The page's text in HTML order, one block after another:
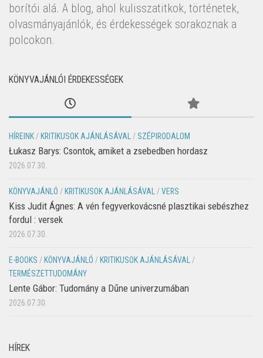
borítói alá. A blog, ahol kulisszatitkok, történetek,
olvasmányajánlók, és érdekességek sorakoznak a
polcokon.
KÖNYVAJÁNLÓI ÉRDEKESSÉGEK
HÍREINK / KRITIKUSOK AJÁNLÁSÁVAL / SZÉPIRODALOM
Łukasz Barys: Csontok, amiket a zsebedben hordasz
2026.07.30.
KÖNYVAJÁNLÓ / KRITIKUSOK AJÁNLÁSÁVAL /VERS
Kiss Judit Ágnes: A vén fegyverkovácsné plasztikai sebészhez
fordul : versek
2026.07.30.
E-BOOKS / KÖNYVAJÁNLÓ / KRITIKUSOK AJÁNLÁSÁVAL
/
TERMÉSZETTUDOMÁNY
Lente Gábor: Tudomány a Dűne univerzumában
2026.07.30.
HÍREK